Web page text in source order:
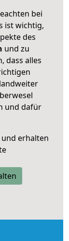
bei
ist wichtig,
des
und zu
dass alles
und dafür
erhalten